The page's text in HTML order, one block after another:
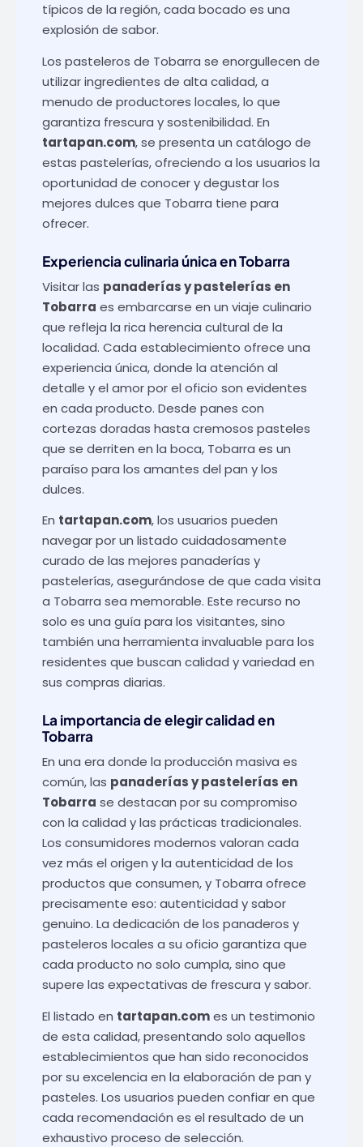
típicos de la región, cada bocado es una
explosión de sabor.
Los pasteleros de Tobarra se enorgullecen de
utilizar ingredientes de alta calidad, a
menudo de productores locales, lo que
garantiza frescura y sostenibilidad. En
tartapan.com, se presenta un catálogo de
estas pastelerías, ofreciendo a los usuarios la
oportunidad de conocer y degustar los
mejores dulces que Tobarra tiene para
ofrecer.
Experiencia culinaria única en Tobarra
Visitar las panaderías y pastelerías en
Tobarra es embarcarse en un viaje culinario
que refleja la rica herencia cultural de la
localidad. Cada establecimiento ofrece una
experiencia única, donde la atención al
detalle y el amor por el oficio son evidentes
en cada producto. Desde panes con
cortezas doradas hasta cremosos pasteles
que se derriten en la boca, Tobarra es un
paraíso para los amantes del pan y los
dulces.
En tartapan.com, los usuarios pueden
navegar por un listado cuidadosamente
curado de las mejores panaderías y
pastelerías, asegurándose de que cada visita
a Tobarra sea memorable. Este recurso no
solo es una guía para los visitantes, sino
también una herramienta invaluable para los
residentes que buscan calidad y variedad en
sus compras diarias.
La importancia de elegir calidad en
Tobarra
En una era donde la producción masiva es
común, las panaderías y pastelerías en
Tobarra se destacan por su compromiso
con la calidad y las prácticas tradicionales.
Los consumidores modernos valoran cada
vez más el origen y la autenticidad de los
productos que consumen, y Tobarra ofrece
precisamente eso: autenticidad y sabor
genuino. La dedicación de los panaderos y
pasteleros locales a su oficio garantiza que
cada producto no solo cumpla, sino que
supere las expectativas de frescura y sabor.
El listado en tartapan.comes un testimonio
de esta calidad, presentando solo aquellos
establecimientos que han sido reconocidos
por su excelencia en la elaboración de pan y
pasteles. Los usuarios pueden confiar en que
cada recomendación es el resultado de un
exhaustivo proceso de selección.